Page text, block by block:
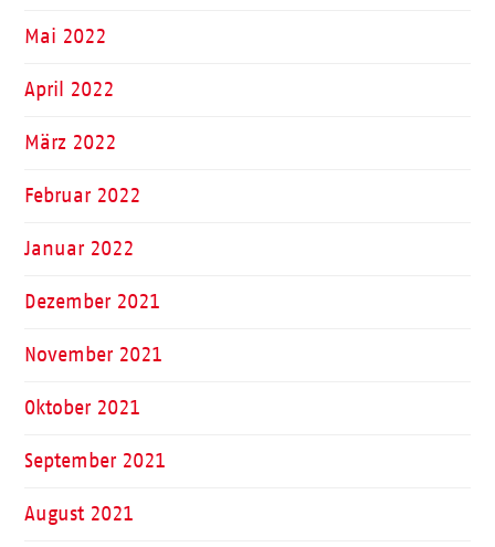
Mai 2022
April 2022
März 2022
Februar 2022
Januar 2022
Dezember 2021
November 2021
Oktober 2021
September 2021
August 2021